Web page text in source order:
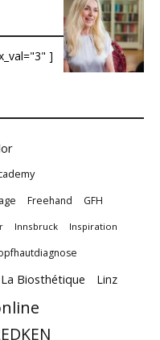
]
Freehand
GFH
Innsbruck Inspiration
La Biosthétique Linz